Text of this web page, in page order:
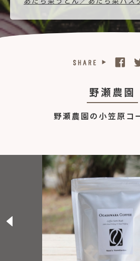
野瀬農園
野瀬農園の小笠原コ